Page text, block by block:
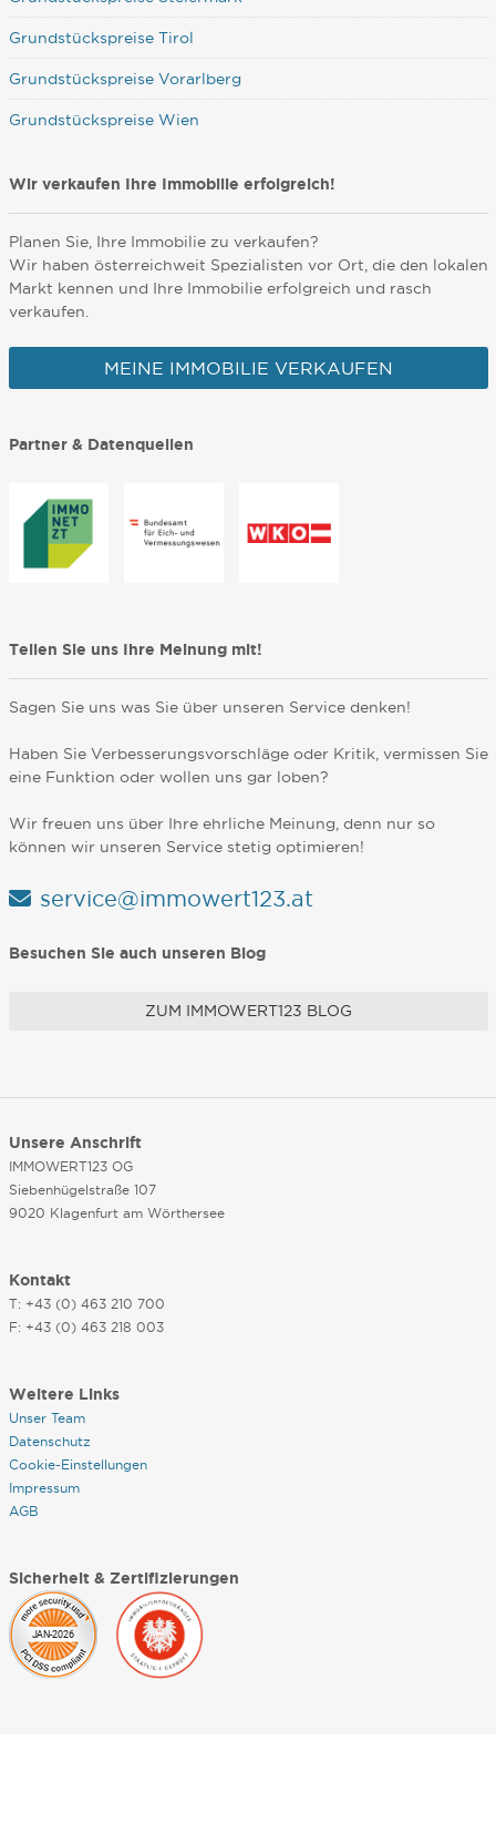
Grundstückspreise Tirol
Grundstückspreise Vorarlberg
Grundstückspreise Wien
Wir verkaufen Ihre Immobilie erfolgreich!
Planen Sie, Ihre Immobilie zu verkaufen?
Wir haben österreichweit Spezialisten vor Ort, die den lokalen
Markt kennen und Ihre Immobilie erfolgreich und rasch
verkaufen.
MEINE IMMOBILIE VERKAUFEN
Partner & Datenquellen
Teilen Sie uns Ihre Meinung mit!
Sagen Sie uns was Sie über unseren Service denken!
Haben Sie Verbesserungsvorschläge oder Kritik, vermissen Sie
eine Funktion oder wollen uns gar loben?
Wir freuen uns über Ihre ehrliche Meinung, denn nur so
können wir unseren Service stetig optimieren!
service@immowert123.at
Besuchen Sie auch unseren Blog
ZUM IMMOWERT123 BLOG
Unsere Anschrift
IMMOWERT123 OG
Siebenhügelstraße 107
9020 Klagenfurt am Wörthersee
Kontakt
T: +43 (0) 463 210 700
F: +43 (0) 463 218 003
Weitere Links
Unser Team
Datenschutz
Cookie-Einstellungen
Impressum
AGB
Sicherheit & Zertifizierungen